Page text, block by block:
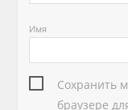
Имя
Сохранить
браузере